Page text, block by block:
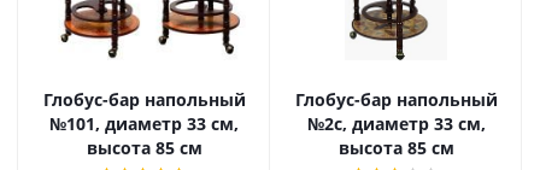
Глобус-бар напольный
№101, диаметр 33 см,
высота 85 см
Глобус-бар напольный
№2c, диаметр 33 см,
высота 85 см